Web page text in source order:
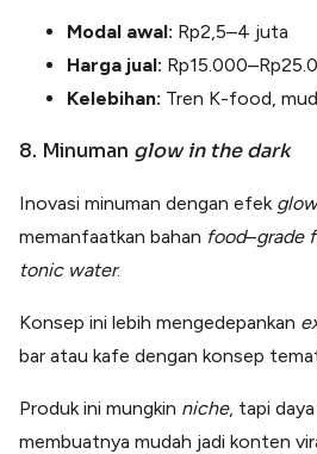
Modal awal: Rp2,5–4 juta
Harga jual:
Kelebihan: Tren K-food,
8. Minuman glow in the dark
Inovasi minuman dengan efek
memanfaatkan bahan food–grade
tonic water.
Konsep ini lebih mengedepankan
bar atau kafe dengan konsep
Produk ini mungkin niche, tapi
membuatnya mudah jadi konten